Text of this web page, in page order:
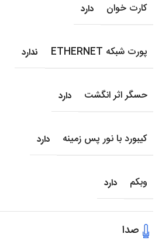
کارت خوان دارد
پورت شبکه ETHERNET ندارد
حسگر اثر انگشت دارد
کیبورد با نور پس زمینه دارد
وبکم دارد
صدا